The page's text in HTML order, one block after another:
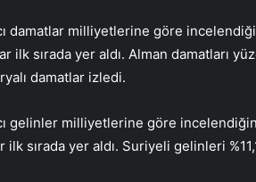
damatlar milliyetlerine göre
ilk sırada yer aldı. Alman damatları
damatlar izledi.
gelinler milliyetlerine göre
ilk sırada yer aldı. Suriyeli gelinleri